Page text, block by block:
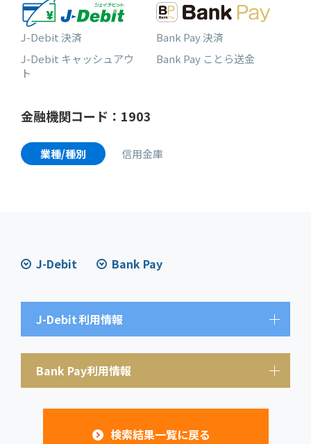
J-Debit 決済
J-Debit キャッシュアウ
ト
Bank Pay 決済
Bank Pay ことら送金
金融機関コード：1903
業種/種別 信用金庫
J-Debit Bank Pay
J-Debit利用情報
Bank Pay利用情報
検索結果一覧に戻る